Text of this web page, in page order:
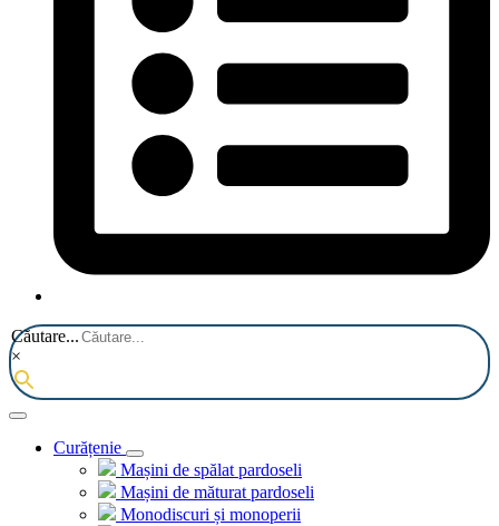
Căutare...
×
Curățenie
Mașini de spălat pardoseli
Mașini de măturat pardoseli
Monodiscuri și monoperii